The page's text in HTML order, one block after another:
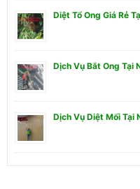
Diệt Tổ Ong Giá Rẻ
Dịch Vụ Bắt Ong Tại
Dịch Vụ Diệt Mối Tại